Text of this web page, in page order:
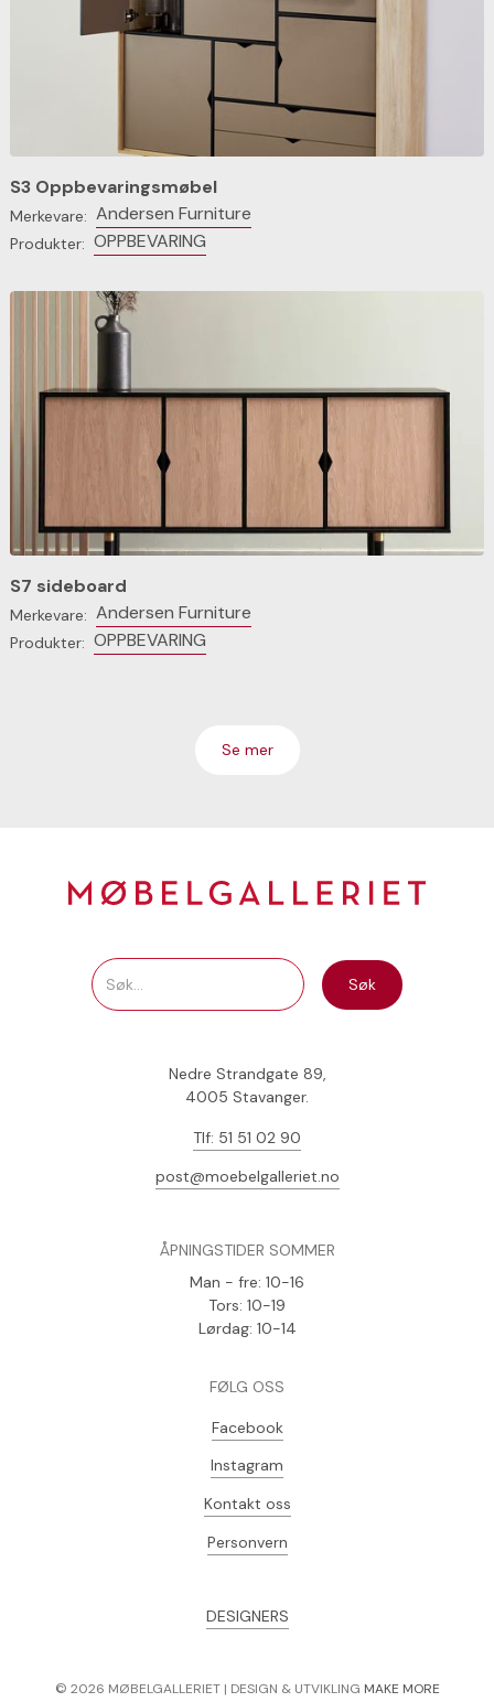
S3 Oppbevaringsmøbel
Merkevare: Andersen Furniture
Produkter: OPPBEVARING
S7 sideboard
Merkevare: Andersen Furniture
Produkter: OPPBEVARING
Se mer
Nedre Strandgate 89,
4005 Stavanger.
Tlf: 51 51 02 90
post@moebelgalleriet.no
ÅPNINGSTIDER SOMMER
Man - fre: 10-16
Tors: 10-19
Lørdag: 10-14
FØLG OSS
Facebook
Instagram
Kontakt oss
Personvern
DESIGNERS
© 2026 MØBELGALLERIET | DESIGN & UTVIKLING MAKE MORE